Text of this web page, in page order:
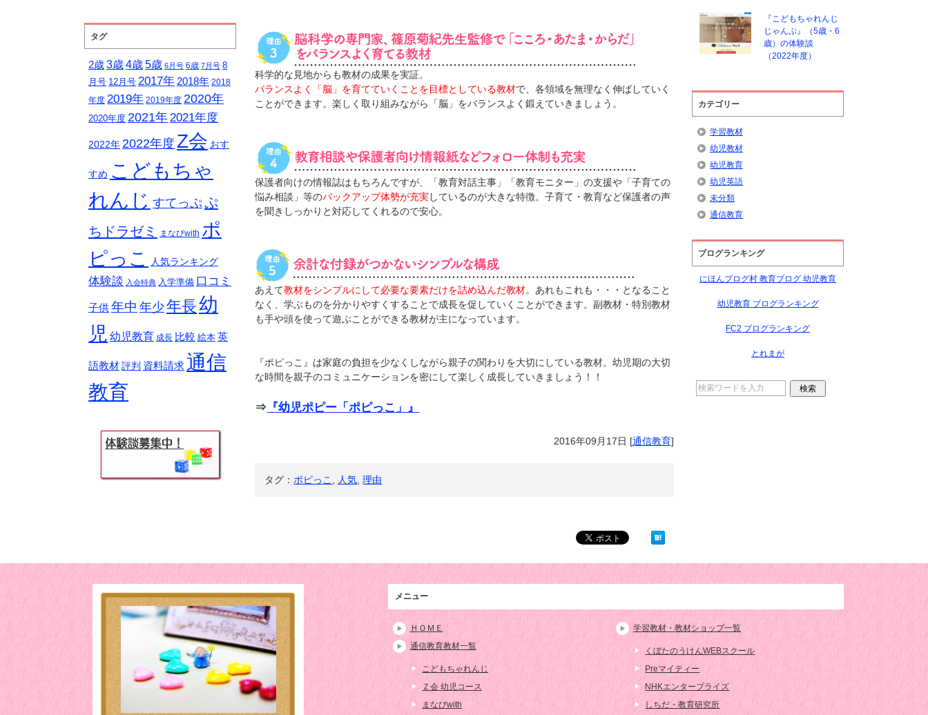
科学的な見地からも教材の成果を実証。
バランスよく「脳」を育てていくことを目標としている教材で、各領域を無理なく伸ばしていく
ことができます。楽しく取り組みながら「脳」をバランスよく鍛えていきましょう。
保護者向けの情報誌はもちろんですが、「教育対話主事」「教育モニター」の支援や「子育ての
悩み相談」等のバックアップ体勢が充実しているのが大きな特徴。子育て・教育など保護者の声
を聞きしっかりと対応してくれるので安心。
あえて教材をシンプルにして必要な要素だけを詰め込んだ教材。あれもこれも・・・となること
なく、学ぶものを分かりやすくすることで成長を促していくことができます。副教材・特別教材
も手や頭を使って遊ぶことができる教材が主になっています。
『ポピっこ』は家庭の負担を少なくしながら親子の関わりを大切にしている教材。幼児期の大切
な時間を親子のコミュニケーションを密にして楽しく成長していきましょう！！
⇒ 『幼児ポピー「ポピっこ」』
2016年09月17日 [通信教育]
タグ： ポピっこ 人気 ,理由
タグ
2歳3歳4歳5歳 6月号 6歳 7月号 8
月号 12月号 2017年 2018年 2018
年度 2019年 2019年度 2020年
2020年度 2021年2021年度
2022年 2022年度 Z会 おす
すめ こどもちゃ
れんじ すてっぷぷ
ちドラゼミ
まなびwith ポ
ピっこ
人気ランキング
体験談 入会特典 入学準備 口コミ
子供年中 年少年長幼
児 幼児教育 成長 比較 絵本 英
語教材 評判 資料請求 通信
教育
『こどもちゃれんじ
じゃんぷ』（5歳・6
歳）の体験談
（2022年度）
カテゴリー
学習教材
幼児教材
幼児教育
幼児英語
未分類
通信教育
ブログランキング
にほんブログ村 教育ブログ 幼児教育
幼児教育 ブログランキング
FC2 ブログランキング
とれまが
メニュー
ＨＯＭＥ
通信教育教材一覧
こどもちゃれんじ
Ｚ会 幼児コース
まなびwith
学習教材・教材ショップ一覧
くぼたのうけんWEBスクール
Preマイティー
NHKエンタープライズ
しちだ・教育研究所